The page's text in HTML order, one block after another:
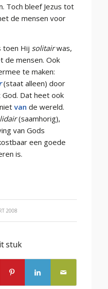
Toch bleef Jezus tot
de mensen voor
toen Hij solitairwas,
de mensen. Ook
te maken:
(staat alleen) door
Dat heet ook
van de wereld.
(saamhorig),
van Gods
een goede
is.
2008
stuk